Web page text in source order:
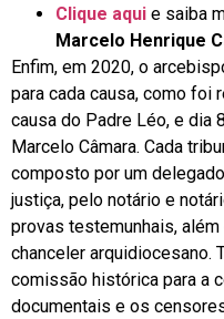
Clique aqui e saiba
Marcelo Henrique
Enfim, em 2020, o
para cada causa, como foi
causa do Padre Léo, e dia
Marcelo Câmara. Cada
composto por um
justiça, pelo notário e
provas testemunhais,
chanceler arquidiocesano.
comissão histórica para a
documentais e os